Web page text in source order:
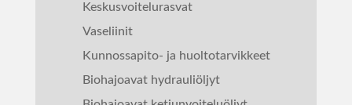
Keskusvoitelurasvat
Vaseliinit
Kunnossapito- ja huoltotarvikkeet
Biohajoavat hydrauliöljyt